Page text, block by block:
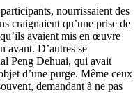
nourrissaient des
craignaient qu’une prise de
avaient mis en œuvre
avant. D’autres se
Peng Dehuai, qui avait
d’une purge. Même ceux
demandant à ne pas